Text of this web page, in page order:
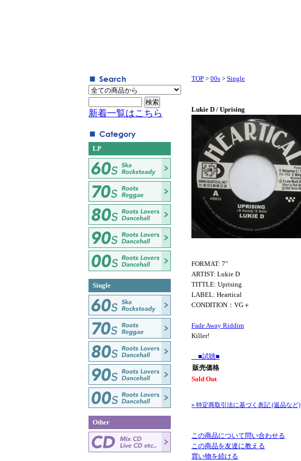
TOP > 00s > Single
Lukie D / Uprising
FORMAT: 7"
ARTIST: Lukie D
TITTLE: Uprising
LABEL: Heartical
CONDITION：VG＋
Fade Away Riddim
Killer!
■試聴■
販売価格
Sold Out
» 特定商取引法に基づく表記 (返品など)
この商品について問い合わせる
この商品を友達に教える
買い物を続ける
新着一覧はこちら
LP
Single
Other